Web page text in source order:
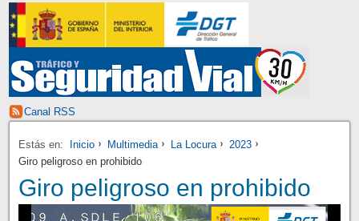
Canal RSS
Estás en: Inicio Multimedia La Locura
2023
Giro peligroso en prohibido
Giro peligroso en prohibido